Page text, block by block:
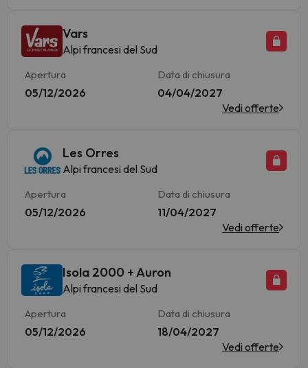
Vars
Alpi francesi del Sud
Apertura
05/12/2026
Data di chiusura
04/04/2027
Vedi offerte
Les Orres
Alpi francesi del Sud
Apertura
05/12/2026
Data di chiusura
11/04/2027
Vedi offerte
Isola 2000 + Auron
Alpi francesi del Sud
Apertura
05/12/2026
Data di chiusura
18/04/2027
Vedi offerte